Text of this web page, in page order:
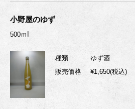
小野屋のゆず
500ｍⅼ
種類
ゆず酒
販売価格
¥1,650(税込)